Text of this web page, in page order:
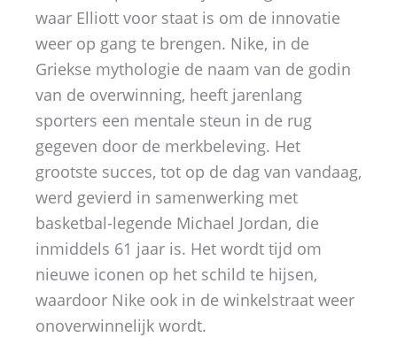
waar Elliott voor staat is om de innovatie
weer op gang te brengen. Nike, in de
Griekse mythologie de naam van de godin
van de overwinning, heeft jarenlang
sporters een mentale steun in de rug
gegeven door de merkbeleving. Het
grootste succes, tot op de dag van vandaag,
werd gevierd in samenwerking met
basketbal-legende Michael Jordan, die
inmiddels 61 jaar is. Het wordt tijd om
nieuwe iconen op het schild te hijsen,
waardoor Nike ook in de winkelstraat weer
onoverwinnelijk wordt.